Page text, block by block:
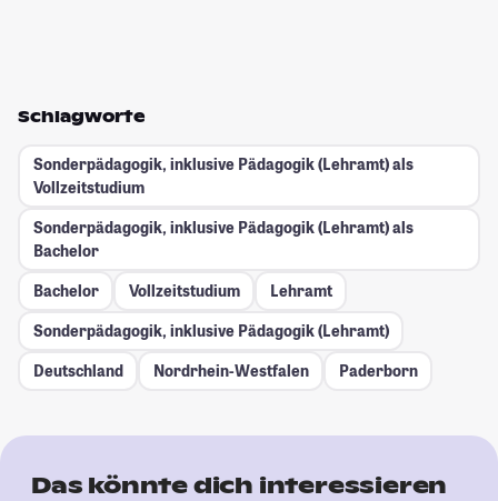
Schlagworte
Sonderpädagogik, inklusive Pädagogik (Lehramt) als
Vollzeitstudium
Sonderpädagogik, inklusive Pädagogik (Lehramt) als
Bachelor
Bachelor
Vollzeitstudium
Lehramt
Sonderpädagogik, inklusive Pädagogik (Lehramt)
Deutschland
Nordrhein-Westfalen Paderborn
Das könnte dich interessieren